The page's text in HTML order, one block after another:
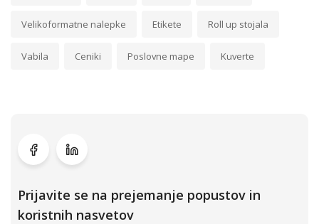
Velikoformatne nalepke Etikete Roll up stojala
Vabila Ceniki Poslovne mape Kuverte
Prijavite se na prejemanje popustov in
koristnih nasvetov